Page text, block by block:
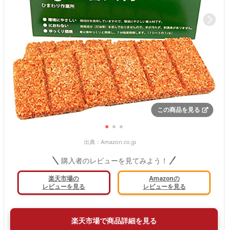
この商品を見る
出典： Amazon.co.jp
購入者のレビューを見てみよう！
楽天市場の
レビューを見る
Amazonの
レビューを見る
楽天市場で商品詳細を見る